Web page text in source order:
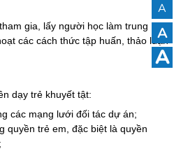
gia, lấy người học làm trung
các cách thức tập huấn, thảo luận
dạy trẻ khuyết tật:
các mạng lưới đối tác dự án;
quyền trẻ em, đặc biệt là quyền
A
A
A